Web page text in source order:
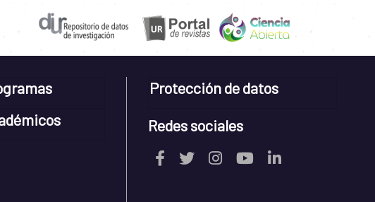
Protección de datos
Redes sociales